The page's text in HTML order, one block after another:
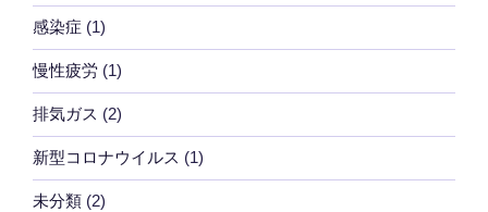
感染症 (1)
慢性疲労 (1)
排気ガス (2)
新型コロナウイルス (1)
未分類 (2)